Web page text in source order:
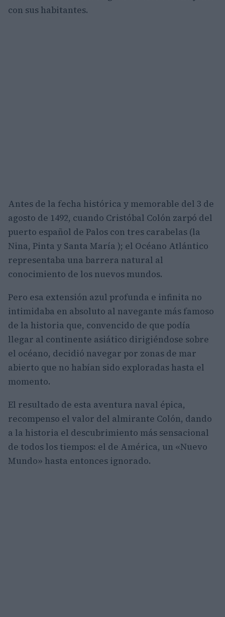
con sus habitantes.
Antes de la fecha histórica y memorable del 3 de
agosto de 1492, cuando Cristóbal Colón zarpó del
puerto español de Palos con tres carabelas (la
Nina, Pinta y Santa María ); el Océano Atlántico
representaba una barrera natural al
conocimiento de los nuevos mundos.
Pero esa extensión azul profunda e infinita no
intimidaba en absoluto al navegante más famoso
de la historia que, convencido de que podía
llegar al continente asiático dirigiéndose sobre
el océano, decidió navegar por zonas de mar
abierto que no habían sido exploradas hasta el
momento.
El resultado de esta aventura naval épica,
recompenso el valor del almirante Colón, dando
a la historia el descubrimiento más sensacional
de todos los tiempos: el de América, un «Nuevo
Mundo» hasta entonces ignorado.